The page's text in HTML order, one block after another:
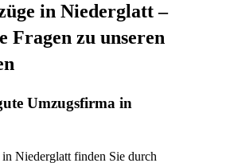
in Niederglatt –
Fragen zu unseren
Umzugsfirma in
Niederglatt finden Sie durch